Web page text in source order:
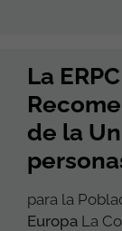
La
de la
para la
Europa La